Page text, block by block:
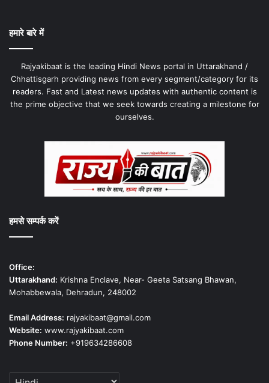
हमारे बारे में
Rajyakibaat is the leading Hindi News portal in Uttarakhand /
Chhattisgarh providing news from every segment/category for its
readers. Fast and Latest news updates with authentic content is
the prime objective that we seek towards creating a milestone for
ourselves.
हमसे सम्पर्क करें
Office:
Uttarakhand: Krishna Enclave, Near- Geeta Satsang Bhawan,
Mohabbewala, Dehradun, 248002
Email Address: rajyakibaat@gmail.com
Website: www.rajyakibaat.com
Phone Number: +919634286608